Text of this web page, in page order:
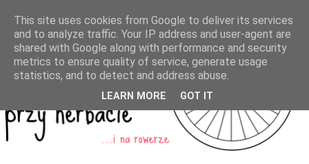
This site uses cookies from Google to deliver its services
and to analyze traffic. Your IP address and user-agent are
shared with Google along with performance and security
metrics to ensure quality of service, generate usage
statistics, and to detect and address abuse.
LEARN MORE GOT IT